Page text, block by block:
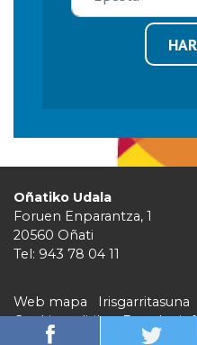
Oñatiko Udala
Foruen Enparantza, 1
20560 Oñati
Tel: 943 78 04 11
Web mapa Irisgarritasuna
Cookie politika
Barruko